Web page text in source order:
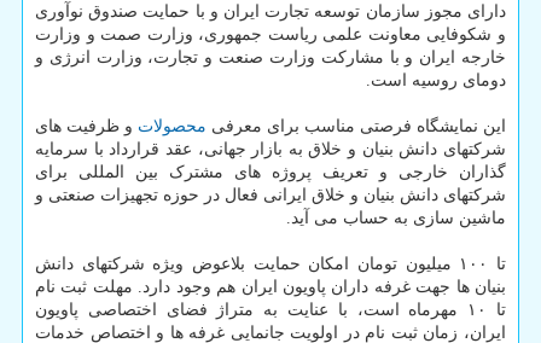
دارای مجوز سازمان توسعه تجارت ایران و با حمایت صندوق نوآوری
و شکوفایی معاونت علمی ریاست جمهوری، وزارت صمت و وزارت
خارجه ایران و با مشارکت وزارت صنعت و تجارت، وزارت انرژی و
دومای روسیه است.
این نمایشگاه فرصتی مناسب برای معرفی محصولات و ظرفیت های
شرکتهای دانش بنیان و خلاق به بازار جهانی، عقد قرارداد با سرمایه
گذاران خارجی و تعریف پروژه های مشترک بین المللی برای
شرکتهای دانش بنیان و خلاق ایرانی فعال در حوزه تجهیزات صنعتی و
ماشین سازی به حساب می آید.
تا ۱۰۰ میلیون تومان امکان حمایت بلاعوض ویژه شرکتهای دانش
بنیان ها جهت غرفه داران پاویون ایران هم وجود دارد. مهلت ثبت نام
تا ۱۰ مهرماه است، با عنایت به متراژ فضای اختصاصی پاویون
ایران، زمان ثبت نام در اولویت جانمایی غرفه ها و اختصاص خدمات